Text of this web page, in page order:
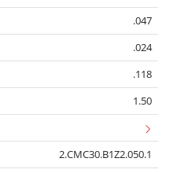
.047
.024
.118
1.50
2.CMC30.B1Z2.050.1